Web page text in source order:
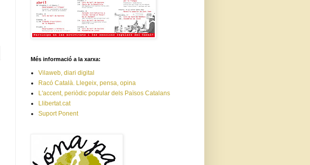
Més informació a la xarxa:
Vilaweb, diari digital
Racó Català. Llegeix, pensa, opina
L'accent, periòdic popular dels Països Catalans
Llibertat.cat
Suport Ponent